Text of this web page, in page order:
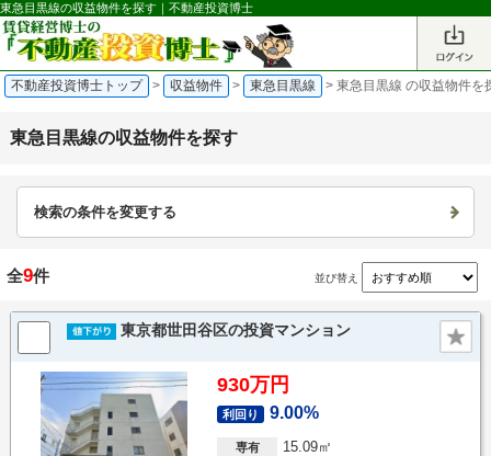
東急目黒線の収益物件を探す｜不動産投資博士
不動産投資博士トップ > 収益物件 > 東急目黒線 > 東急目黒線 の収益物件を
東急目黒線の収益物件を探す
検索の条件を変更する
全9件 並び替え
東京都世田谷区の投資マンション
930万円
利回り 9.00%
専有 15.09㎡